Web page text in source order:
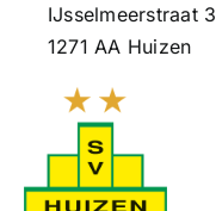
IJsselmeerstraat 3
1271 AA Huizen